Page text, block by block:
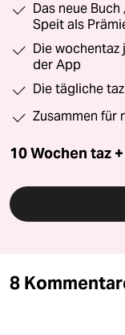
Das neue
Speit als
Die wochentaz
der App
Die tägliche
Zusammen für
10 Wochen taz
8